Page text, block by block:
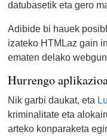
datubasetik eta gero
Adibide bi hauek
izateko HTMLaz gain
ematen delako
Hurrengo
Nik garbi daukat, eta
kriminalitate eta
arteko konparaketa